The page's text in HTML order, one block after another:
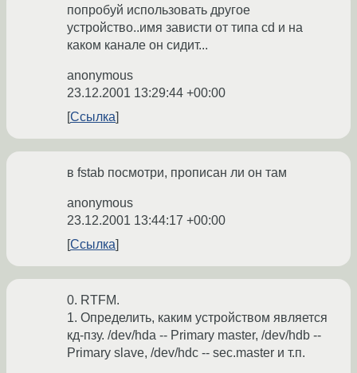
попробуй использовать другое
устройство..имя зависти от типа cd и на
каком канале он сидит...
anonymous
23.12.2001 13:29:44 +00:00
Ссылка
в fstab посмотри, прописан ли он там
anonymous
23.12.2001 13:44:17 +00:00
Ссылка
0. RTFM.
1. Определить, каким устройством является
кд-пзу. /dev/hda -- Primary master, /dev/hdb --
Primary slave, /dev/hdc -- sec.master и т.п.